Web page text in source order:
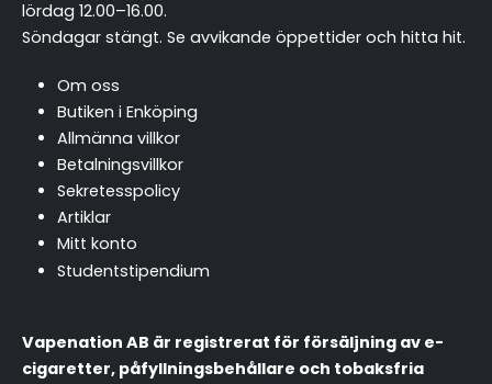
lördag 12.00–16.00.
Söndagar stängt. Se avvikande öppettider och hitta hit.
Om oss
Butiken i Enköping
Allmänna villkor
Betalningsvillkor
Sekretesspolicy
Artiklar
Mitt konto
Studentstipendium
Vapenation AB är registrerat för försäljning av e-
cigaretter, påfyllningsbehållare och tobaksfria